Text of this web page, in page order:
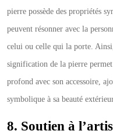
pierre possède des propriétés
peuvent résonner avec la
celui ou celle qui la porte.
signification de la pierre
profond avec son accessoire,
symbolique à sa beauté
8. Soutien à